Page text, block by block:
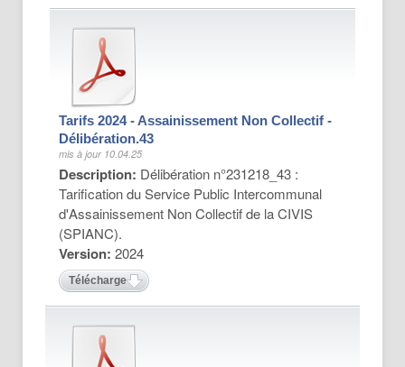
Tarifs 2024 - Assainissement Non Collectif -
Délibération.43
mis à jour 10.04.25
Description: Délibération n°231218_43 :
Tarification du Service Public Intercommunal
d'Assainissement Non Collectif de la CIVIS
(SPIANC).
Version: 2024
Télécharger